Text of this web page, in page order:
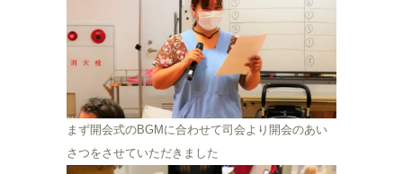
まず開会式のBGMに合わせて司会より開会のあい
さつをさせていただきました